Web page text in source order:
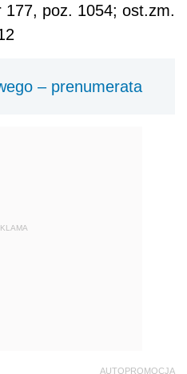
poz. 1054; ost.zm.
– prenumerata
AUTOPROMOCJA